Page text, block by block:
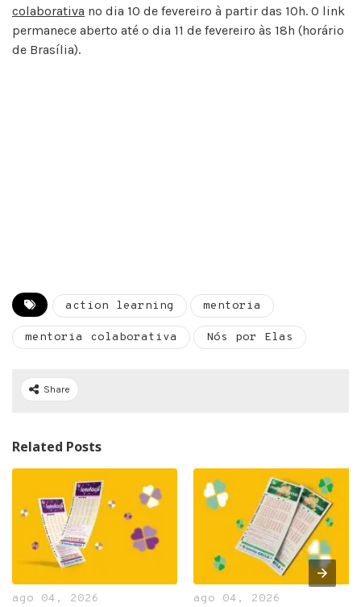
colaborativa no dia 10 de fevereiro à partir das 10h. O link
permanece aberto até o dia 11 de fevereiro às 18h (horário
de Brasília).
action learning mentoria
mentoria colaborativa Nós por Elas
Share
Related Posts
ago 04, 2026 ago 04, 2026